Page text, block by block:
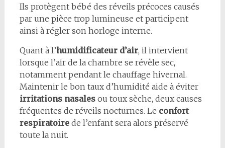
Ils protègent bébé des réveils précoces causés
par une pièce trop lumineuse et participent
ainsi à régler son horloge interne.
Quant à l’humidificateur d’air, il intervient
lorsque l’air de la chambre se révèle sec,
notamment pendant le chauffage hivernal.
Maintenir le bon taux d’humidité aide à éviter
irritations nasalesou toux sèche, deux causes
fréquentes de réveils nocturnes. Le confort
respiratoirede l’enfant sera alors préservé
toute la nuit.